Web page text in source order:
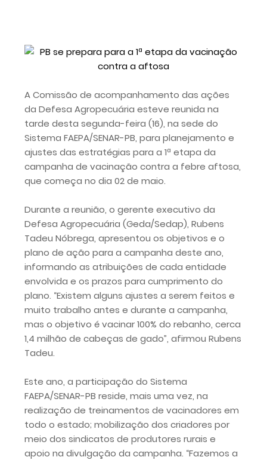
Paraíba.
São Vicente do Seridó - PB - Palmeiras de
São Vicente do Seridó-PB - Gestão realiza a
entrega de kits de EPIs para os servidores da
Secretaria de Infraestrutura
Jovem atleta de Soledade é selecionado
para integrar projeto Nacional da Olympikus e
Instituto Vanderlei Cordeiro de Lima
PSB marca convenção estadual para dia 05
de agosto e deve homologar candidatura de
João ao Senado
Criança de 5 anos morre após se afogar em
piscina durante festa na Paraíba
Indefinição de Bruno e Juliana irrita aliados de
Efraim e provoca desgaste para chapa do PL
A Comissão de acompanhamento das ações
da Defesa Agropecuária esteve reunida na
tarde desta segunda-feira (16), na sede do
Sistema FAEPA/SENAR-PB, para planejamento e
ajustes das estratégias para a 1ª etapa da
campanha de vacinação contra a febre aftosa,
que começa no dia 02 de maio.
Durante a reunião, o gerente executivo da
Defesa Agropecuária (Geda/Sedap), Rubens
Tadeu Nóbrega, apresentou os objetivos e o
plano de ação para a campanha deste ano,
informando as atribuições de cada entidade
envolvida e os prazos para cumprimento do
plano. “Existem alguns ajustes a serem feitos e
muito trabalho antes e durante a campanha,
mas o objetivo é vacinar 100% do rebanho, cerca
1,4 milhão de cabeças de gado”, afirmou Rubens
Tadeu.
Este ano, a participação do Sistema
FAEPA/SENAR-PB reside, mais uma vez, na
realização de treinamentos de vacinadores em
todo o estado; mobilização dos criadores por
meio dos sindicatos de produtores rurais e
apoio na divulgação da campanha. “Fazemos a